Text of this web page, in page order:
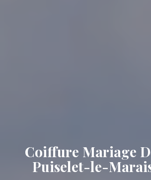
Coiffure Mariage
Puiselet-le-Marais